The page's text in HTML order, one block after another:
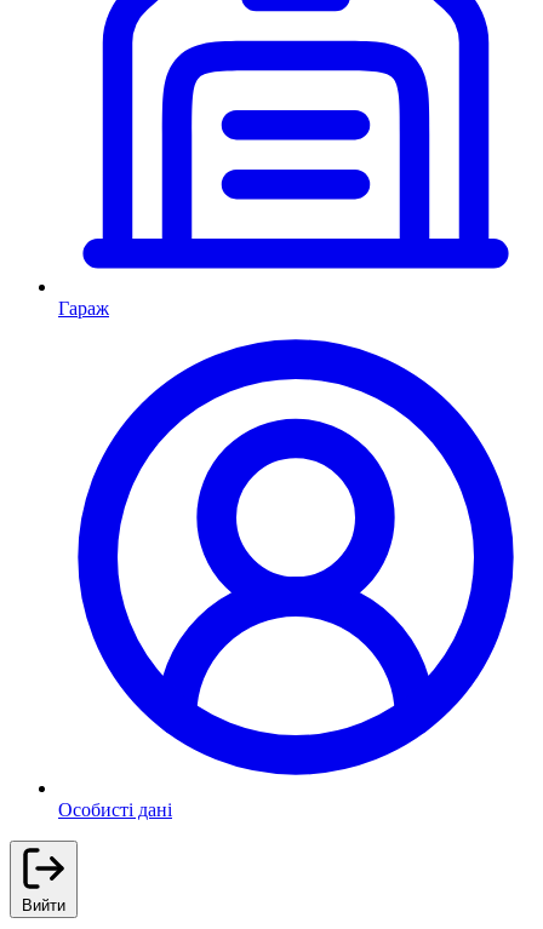
Гараж
Особисті дані
Вийти